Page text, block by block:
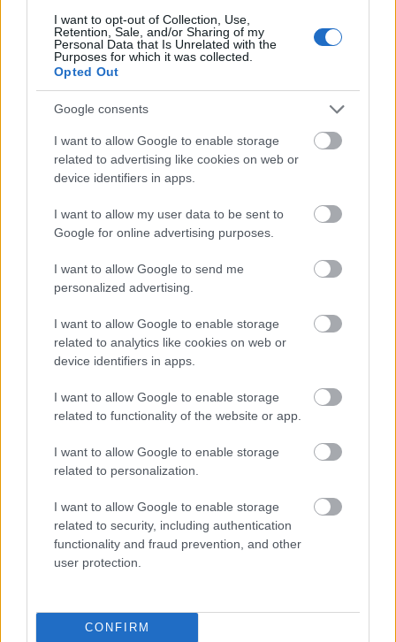
I want to opt-out of Collection, Use,
Retention, Sale, and/or Sharing of my
Personal Data that Is Unrelated with the
Purposes for which it was collected.
Opted Out
Google consents
I want to allow Google to enable storage
related to advertising like cookies on web or
device identifiers in apps.
I want to allow my user data to be sent to
Google for online advertising purposes.
I want to allow Google to send me
personalized advertising.
I want to allow Google to enable storage
related to analytics like cookies on web or
device identifiers in apps.
I want to allow Google to enable storage
related to functionality of the website or app.
I want to allow Google to enable storage
related to personalization.
I want to allow Google to enable storage
related to security, including authentication
functionality and fraud prevention, and other
user protection.
CONFIRM
honlapon. A Jedlik Ányos Energetikai
Programban minden eddiginél nagyobb
forrásmennyiség segíti a geotermia
térnyerését, amely így a kormányzati
törekvéseknek megfelelően a hazai
zöldgazdaság húzóágazatává válhat.
A tavaly elkészültNemzeti Földhő Hasznosítási
Koncepcióösszegzése szerint 2017 óta a 2,7
MW elektromos és 10 MW beépített
hőkapacitással rendelkező turai kiserőmű
áramtermelést.
A földhő előnye, hogy az időjárástól
függetlenül képes megújuló alapon
folyamatos termelésre, hátránya pedig a
magas geológiai kockázat és a jelentős
beruházási költség. Az új támogatási lehetőség
hozzájárulva bátoríthatja további